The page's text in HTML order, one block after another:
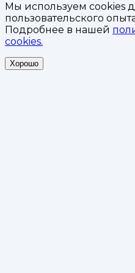
Мы используем cookies
пользовательского
Подробнее в нашей
cookies.
Хорошо